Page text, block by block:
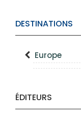
DESTINATIONS
Europe
ÉDITEURS